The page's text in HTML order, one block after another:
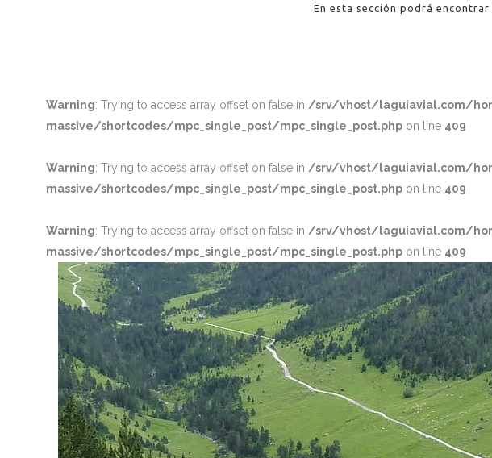
En esta sección podrá
Warning: Trying to access array offset on false in /srv/vhost/laguiavial.com/
massive/shortcodes/mpc_single_post/mpc_single_post.php on line 409
Warning: Trying to access array offset on false in /srv/vhost/laguiavial.com/
massive/shortcodes/mpc_single_post/mpc_single_post.php on line 409
Warning: Trying to access array offset on false in /srv/vhost/laguiavial.com/
massive/shortcodes/mpc_single_post/mpc_single_post.php on line 409